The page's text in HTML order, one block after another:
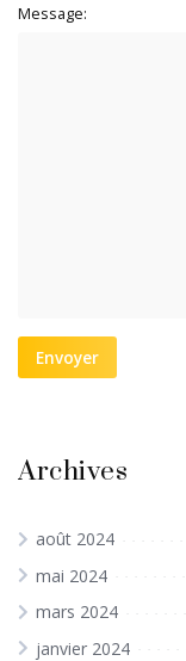
Message:
Envoyer
Archives
août 2024
mai 2024
mars 2024
janvier 2024